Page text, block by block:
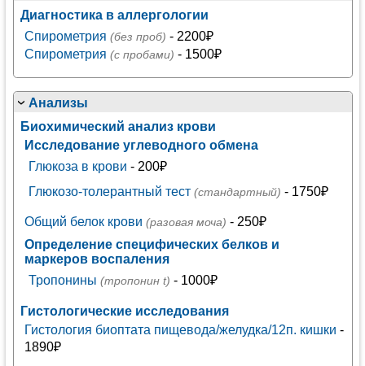
Диагностика в аллергологии
Спирометрия (без проб) - 2200₽
Спирометрия (с пробами) - 1500₽
Анализы
Биохимический анализ крови
Исследование углеводного обмена
Глюкоза в крови - 200₽
Глюкозо-толерантный тест (стандартный) - 1750₽
Общий белок крови (разовая моча) - 250₽
Определение специфических белков и
маркеров воспаления
Тропонины (тропонин t) - 1000₽
Гистологические исследования
Гистология биоптата пищевода/желудка/12п. кишки -
1890₽